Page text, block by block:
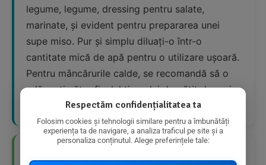
legume, legume, dressing pentru salate,
marinate, și evident pentru prepararea unei
supe miso. Pur și simplu diluați-o într-o
cantitate mică de apă pentru o utilizare ușoară.
Pentru mâncărurile calde, se recomandă să o
adăugați către finalul timpului de gătit de a-și
păstra proprietățile.
👍 Avantaje Nutriționale
Respectăm confidențialitatea ta
Folosim cookies și tehnologii similare pentru a îmbunătăți
experiența ta de navigare, a analiza traficul pe site și a
personaliza conținutul. Alege preferințele tale: